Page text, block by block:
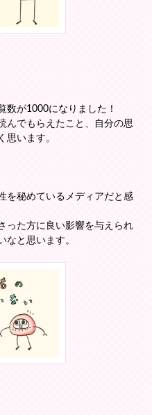
数が1000になりました！
んでもらえたこと、自分の思
思います。
を秘めているメディアだと感
った方に良い影響を与えられ
なと思います。